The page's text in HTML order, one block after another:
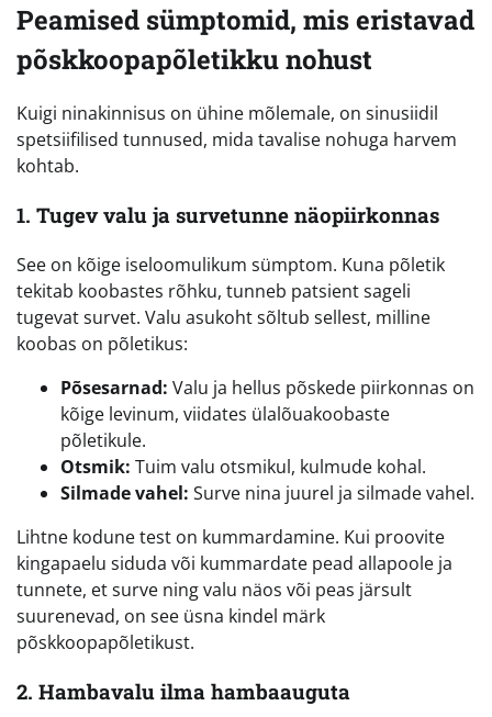
Peamised sümptomid, mis eristavad
põskkoopapõletikku nohust
Kuigi ninakinnisus on ühine mõlemale, on sinusiidil
spetsiifilised tunnused, mida tavalise nohuga harvem
kohtab.
1. Tugev valu ja survetunne näopiirkonnas
See on kõige iseloomulikum sümptom. Kuna põletik
tekitab koobastes rõhku, tunneb patsient sageli
tugevat survet. Valu asukoht sõltub sellest, milline
koobas on põletikus:
Põsesarnad: Valu ja hellus põskede piirkonnas on
kõige levinum, viidates ülalõuakoobaste
põletikule.
Otsmik: Tuim valu otsmikul, kulmude kohal.
Silmade vahel: Surve nina juurel ja silmade vahel.
Lihtne kodune test on kummardamine. Kui proovite
kingapaelu siduda või kummardate pead allapoole ja
tunnete, et surve ning valu näos või peas järsult
suurenevad, on see üsna kindel märk
põskkoopapõletikust.
2. Hambavalu ilma hambaauguta